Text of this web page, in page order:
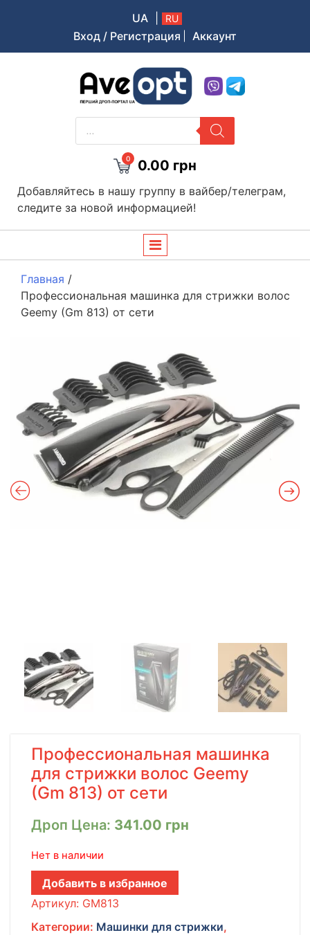
UA RU
Вход / Регистрация Аккаунт
Aveopt – оптова дропшипінг платформа в Україні
ПОИСК
ТОВАРОВ
0 0.00 грн
Добавляйтесь в нашу группу в вайбер/телеграм,
следите за новой информацией!
Главная /
Профессиональная машинка для стрижки волос
Geemy (Gm 813) от сети
Профессиональная машинка
для стрижки волос Geemy
(Gm 813) от сети
Дроп Цена: 341.00 грн
Нет в наличии
Добавить в избранное
Артикул: GM813
Категории: Машинки для стрижки,